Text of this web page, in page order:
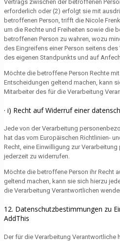
Vertrags zwischen der betroffenen
erforderlich oder (2) erfolgt sie mit
betroffenen Person, trifft die Nicole
um die Rechte und Freiheiten sowie die
betroffenen Person zu wahren, wozu
des Eingreifens einer Person seitens
des eigenen Standpunkts und auf
Möchte die betroffene Person Rechte
Entscheidungen geltend machen, kann
Mitarbeiter des für die Verarbeitung
· i) Recht auf Widerruf einer
Jede von der Verarbeitung
hat das vom Europäischen Richtlinien-
Recht, eine Einwilligung zur
jederzeit zu widerrufen.
Möchte die betroffene Person ihr Recht
geltend machen, kann sie sich hierzu
die Verarbeitung Verantwortlichen
12. Datenschutzbestimmungen zu
AddThis
Der für die Verarbeitung Verantwortliche